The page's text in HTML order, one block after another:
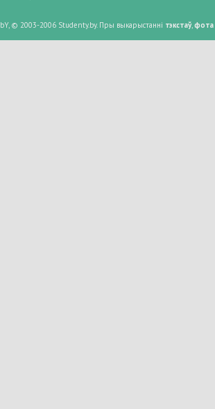
© 2003-2006 Studenty.by. Пры выкарыстанні тэкстаў, фота